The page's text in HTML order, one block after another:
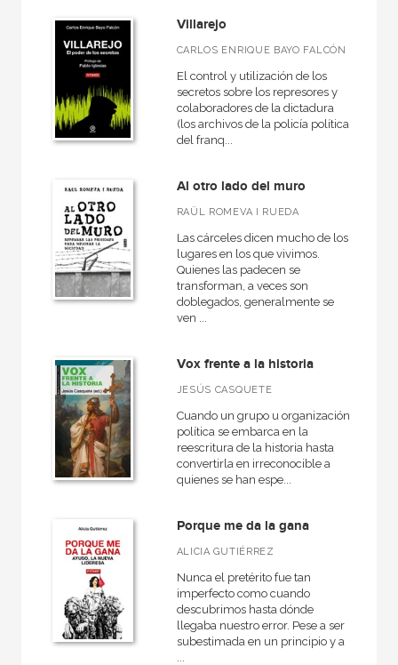
Villarejo
CARLOS ENRIQUE BAYO FALCÓN
El control y utilización de los
secretos sobre los represores y
colaboradores de la dictadura
(los archivos de la policía política
del franq...
Al otro lado del muro
RAÜL ROMEVA I RUEDA
Las cárceles dicen mucho de los
lugares en los que vivimos.
Quienes las padecen se
transforman, a veces son
doblegados, generalmente se
ven ...
Vox frente a la historia
JESÚS CASQUETE
Cuando un grupo u organización
política se embarca en la
reescritura de la historia hasta
convertirla en irreconocible a
quienes se han espe...
Porque me da la gana
ALICIA GUTIÉRREZ
Nunca el pretérito fue tan
imperfecto como cuando
descubrimos hasta dónde
llegaba nuestro error. Pese a ser
subestimada en un principio y a
...